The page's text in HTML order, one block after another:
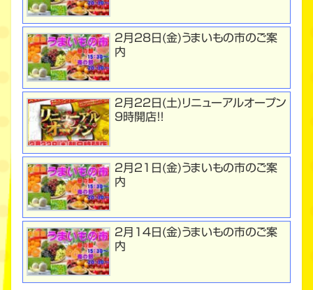
２月２8日(金)うまいもの市のご案
内
２月２２日(土)リニューアルオープン
９時開店！！
２月２１日(金)うまいもの市のご案
内
２月１４日(金)うまいもの市のご案
内